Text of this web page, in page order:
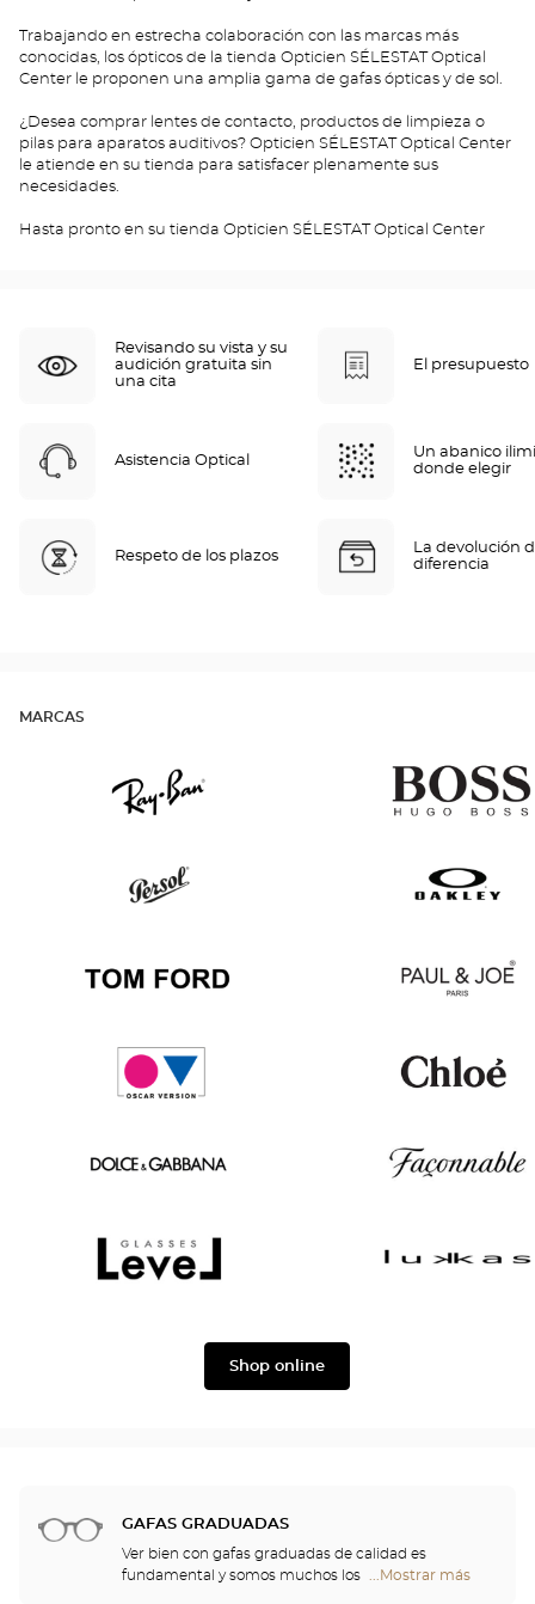
Trabajando en estrecha colaboración con las marcas más
conocidas, los ópticos de la tienda Opticien SÉLESTAT Optical
Center le proponen una amplia gama de gafas ópticas y de sol.
¿Desea comprar lentes de contacto, productos de limpieza o
pilas para aparatos auditivos? Opticien SÉLESTAT Optical Center
le atiende en su tienda para satisfacer plenamente sus
necesidades.
Hasta pronto en su tienda Opticien SÉLESTAT Optical Center
Revisando su vista y su
audición gratuita sin
una cita
El presupuesto
Asistencia Optical
Un abanico
donde elegir
Respeto de los plazos
La devolución
diferencia
MARCAS
Shop online
GAFAS GRADUADAS
Ver bien con gafas graduadas de calidad es
fundamental y somos muchos los que...Mostrar más
tiendas